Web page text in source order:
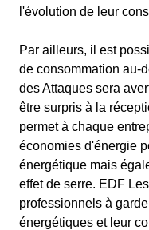
l'évolution de leur
Par ailleurs, il est
de consommation au-
des Attaques sera
être surpris à la
permet à chaque
économies d'énergie
énergétique mais
effet de serre. EDF
professionnels à
énergétiques et leur